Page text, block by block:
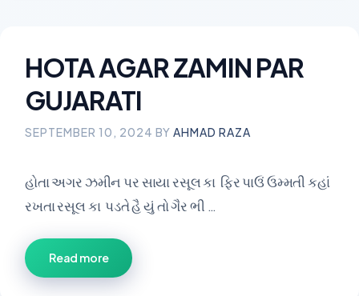
HOTA AGAR ZAMIN PAR
GUJARATI
SEPTEMBER 10, 2024 BY AHMAD RAZA
હોતા અગર ઝમીન પર સાયા રસૂલ કા ફિર પાઉં ઉમ્મતી કહાં
રખતા રસૂલ કા પડતે હૈ યું તો ગૈર ભી …
Read more